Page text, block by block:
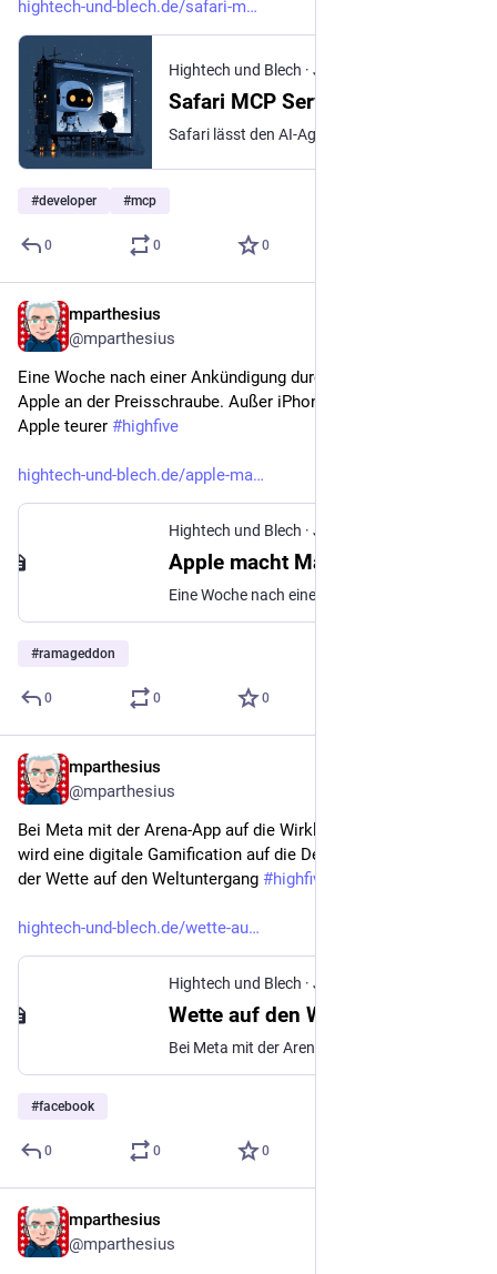
hightech-und-blech.de/safari-m
Hightech und Blech · Jul 6
Safari MCP Server
Safari lässt den AI-Agenten ins Fenster
#developer #mcp
0 0 0
mparthesius
@mparthesius
Eine Woche nach einer Ankündigung durch Tim Cook dreht
Apple an der Preisschraube. Außer iPhone wird alles von
Apple teurer #highfive
hightech-und-blech.de/apple-ma
Hightech und Blech · Jun 26
Apple macht Macs teurer
#ramageddon
0 0 0
mparthesius
@mparthesius
Bei Meta mit der Arena-App auf die Wirklichkeit wetten. Das
wird eine digitale Gamification auf die Demokratie inklusive
der Wette auf den Weltuntergang #highfive
hightech-und-blech.de/wette-au
Hightech und Blech · Jun 25
Wette auf den Weltuntergang
#facebook
0 0 0
mparthesius
@mparthesius